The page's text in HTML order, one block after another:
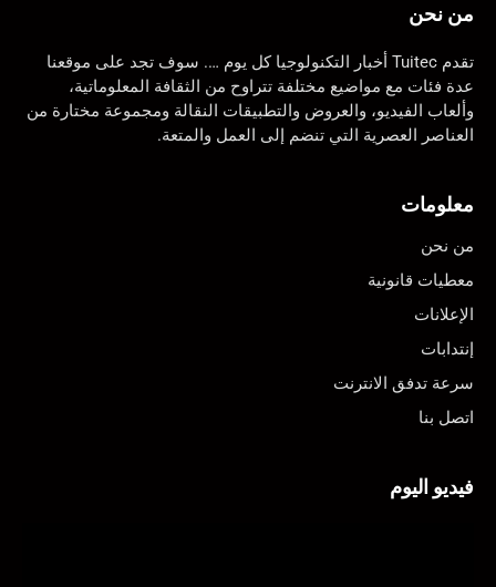
من نحن
تقدم Tuitec أخبار التكنولوجيا كل يوم …. سوف تجد على موقعنا
عدة فئات مع مواضيع مختلفة تتراوح من الثقافة المعلوماتية،
وألعاب الفيديو، والعروض والتطبيقات النقالة ومجموعة مختارة من
العناصر العصرية التي تنضم إلى العمل والمتعة.
معلومات
من نحن
معطيات قانونية
الإعلانات
إنتدابات
سرعة تدفق الانترنت
اتصل بنا
فيديو اليوم